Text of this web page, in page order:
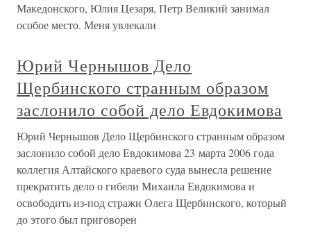
Македонского, Юлия Цезаря, Петр Великий занимал
особое место. Меня увлекали
Юрий Чернышов Дело
Щербинского странным образом
заслонило собой дело Евдокимова
Юрий Чернышов Дело Щербинского странным образом
заслонило собой дело Евдокимова 23 марта 2006 года
коллегия Алтайского краевого суда вынесла решение
прекратить дело о гибели Михаила Евдокимова и
освободить из-под стражи Олега Щербинского, который
до этого был приговорен